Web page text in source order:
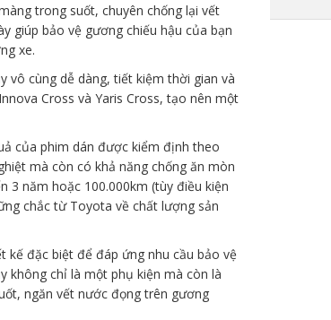
trong suốt, chuyên chống lại vết
giúp bảo vệ gương chiếu hậu của bạn
xe.
vô cùng dễ dàng, tiết kiệm thời gian và
Cross và Yaris Cross, tạo nên một
của phim dán được kiểm định theo
mà còn có khả năng chống ăn mòn
3 năm hoặc 100.000km (tùy điều kiện
chắc từ Toyota về chất lượng sản
kế đặc biệt để đáp ứng nhu cầu bảo vệ
không chỉ là một phụ kiện mà còn là
ngăn vết nước đọng trên gương